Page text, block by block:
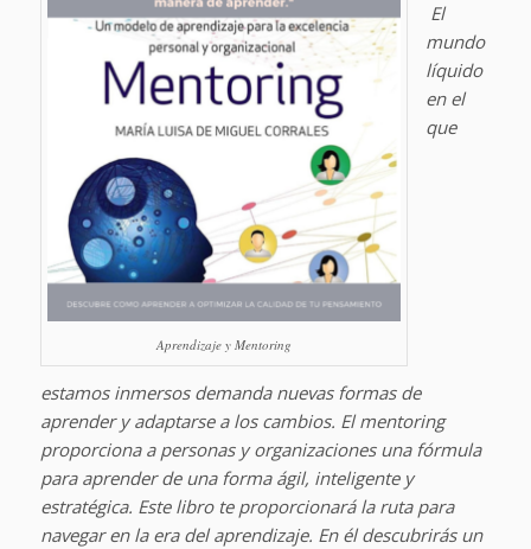
Aprendizaje y Mentoring
El
mundo
líquido
en el
que
estamos inmersos demanda nuevas formas de
aprender y adaptarse a los cambios. El mentoring
proporciona a personas y organizaciones una fórmula
para aprender de una forma ágil, inteligente y
estratégica. Este libro te proporcionará la ruta para
navegar en la era del aprendizaje. En él descubrirás un